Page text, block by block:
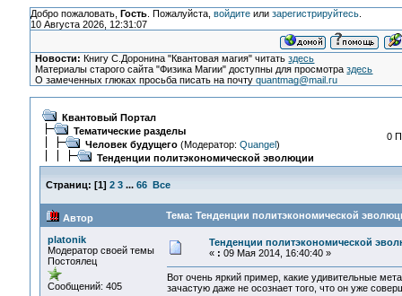
Добро пожаловать, Гость. Пожалуйста, войдитеили зарегистрируйтесь.
10 Августа 2026, 12:31:07
Новости: Книгу С.Доронина "Квантовая магия" читатьздесь
Материалы старого сайта "Физика Магии" доступны для просмотраздесь
О замеченных глюках просьба писать на почтуquantmag@mail.ru
Квантовый Портал
Тематические разделы
Человек будущего(Модератор: Quangel)
Тенденции политэкономической эволюции
0
Страниц: [1] 2 3 ... 66 Все
Автор Тема: Тенденции политэкономической
platonik
Модератор своей темы
Постоялец
Сообщений: 405
Тенденции политэкономической
« : 09 Мая 2014, 16:40:40 »
Вот очень яркий пример, какие удивительные
зачастую даже не осознает того, что он уже